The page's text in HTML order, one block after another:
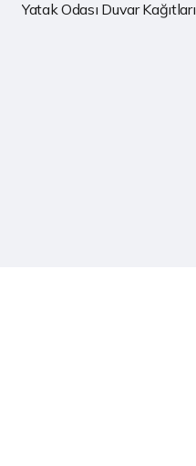
Çocuk Odası Duvar Kağıtları